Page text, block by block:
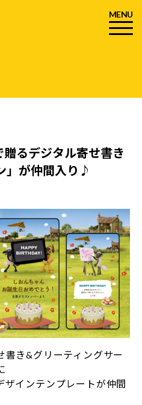
MENU
贈るデジタル寄せ書き
」が仲間入り♪
書き&グリーティングサー
ザインテンプレートが仲間